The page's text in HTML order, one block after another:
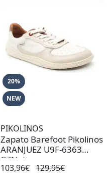
20%
NEW
PIKOLINOS
Zapato Barefoot Pikolinos
ARANJUEZ U9F-6363
C7Nata
103,96€ 129,95€